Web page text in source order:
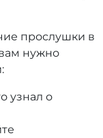
прослушки в
нужно
узнал о